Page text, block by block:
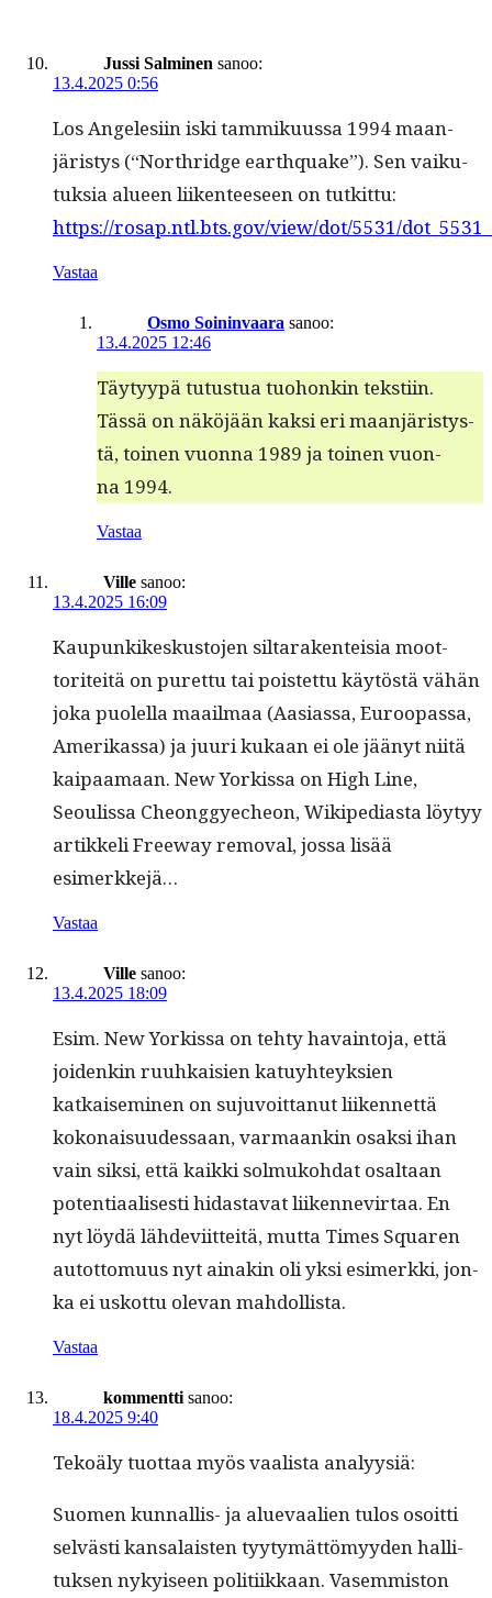
Jussi Salminen sanoo:
13.4.2025 0:56
Los Ange­le­si­in iski tam­miku­us­sa 1994 maan­
järistys (“North­ridge earth­quake”). Sen vaiku­
tuk­sia alueen liiken­teeseen on tutkittu:
https://rosap.ntl.bts.gov/view/dot/5531/
Vastaa
Osmo Soininvaara sanoo:
13.4.2025 12:46
Täy­tyypä tutus­tua tuo­honkin tek­sti­in.
Tässä on näköjään kak­si eri maan­järistys­
tä, toinen vuon­na 1989 ja toinen vuon­
na 1994.
Vastaa
Ville sanoo:
13.4.2025 16:09
Kaupunkikeskus­to­jen sil­tarak­en­teisia moot­
toriteitä on puret­tu tai pois­tet­tu käytöstä vähän
joka puolel­la maail­maa (Aasi­as­sa, Euroopas­sa,
Amerikas­sa) ja juuri kukaan ei ole jäänyt niitä
kaipaa­maan. New Yorkissa on High Line,
Seoulis­sa Cheong­gyecheon, Wikipedi­as­ta löy­tyy
artikke­li Free­way removal, jos­sa lisää
esimerkkejä…
Vastaa
Ville sanoo:
13.4.2025 18:09
Esim. New Yorkissa on tehty havain­to­ja, että
joidenkin ruuhkaisien katuy­hteyk­sien
katkaisem­i­nen on suju­voit­tanut liiken­net­tä
kokon­aisu­udessaan, var­maankin osak­si ihan
vain sik­si, että kaik­ki sol­muko­h­dat osaltaan
poten­ti­aalis­es­ti hidas­ta­vat liiken­nevir­taa. En
nyt löy­dä lähde­vi­it­teitä, mut­ta Times Squaren
autot­to­muus nyt ainakin oli yksi esimerk­ki, jon­
ka ei uskot­tu ole­van mahdollista.
Vastaa
kommentti sanoo:
18.4.2025 9:40
Tekoä­ly tuot­taa myös vaal­ista analyysiä:
Suomen kun­nal­lis- ja alue­vaalien tulos osoit­ti
selvästi kansalais­ten tyy­tymät­tömyy­den hal­li­
tuk­sen nykyiseen poli­ti­ikkaan. Vasem­mis­ton